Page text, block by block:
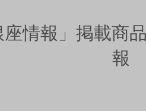
座情報」掲載商
報